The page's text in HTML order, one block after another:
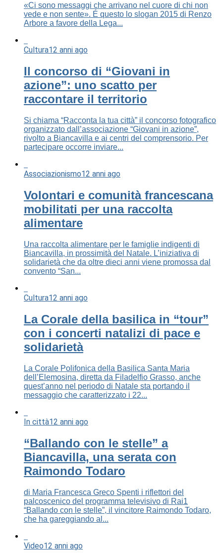
«Ci sono messaggi che arrivano nel cuore di chi non
vede e non sente». É questo lo slogan 2015 di Renzo
Arbore a favore della Lega...
Cultura12 anni ago
Il concorso di “Giovani in
azione”: uno scatto per
raccontare il territorio
Si chiama “Racconta la tua città” il concorso fotografico
organizzato dall’associazione “Giovani in azione”,
rivolto a Biancavilla e ai centri del comprensorio. Per
partecipare occorre inviare...
Associazionismo12 anni ago
Volontari e comunità francescana
mobilitati per una raccolta
alimentare
Una raccolta alimentare per le famiglie indigenti di
Biancavilla, in prossimità del Natale. L’iniziativa di
solidarietà che da oltre dieci anni viene promossa dal
convento “San...
Cultura12 anni ago
La Corale della basilica in “tour”
con i concerti natalizi di pace e
solidarietà
La Corale Polifonica della Basilica Santa Maria
dell’Elemosina, diretta da Filadelfio Grasso, anche
quest’anno nel periodo di Natale sta portando il
messaggio che caratterizzato i 22...
In città12 anni ago
“Ballando con le stelle” a
Biancavilla, una serata con
Raimondo Todaro
di Maria Francesca Greco Spenti i riflettori del
palcoscenico del programma televisivo di Rai1
“Ballando con le stelle”, il vincitore Raimondo Todaro,
che ha gareggiando al...
Video12 anni ago